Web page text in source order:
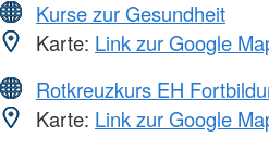
Kurse zur Gesundheit
Karte: Link zur Google
Rotkreuzkurs EH
Karte: Link zur Google